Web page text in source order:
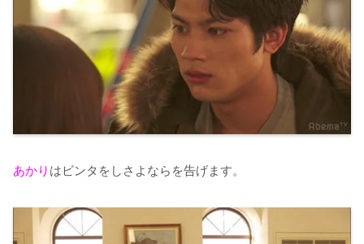
あかり はビンタをしさよならを告げます。